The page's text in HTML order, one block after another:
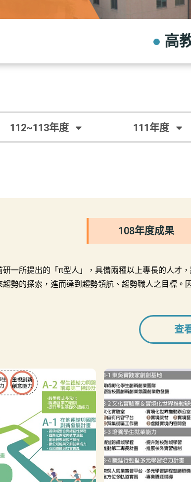
● 高
112~113年度 111年度
108年度成果
一所提出的「π型人」，具備兩種以上專長的人才
勢的探索，進而達到趨勢領航、趨勢職人之目標
查